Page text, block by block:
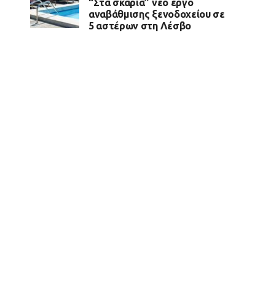
“Στα σκαριά” νέο έργο
αναβάθμισης ξενοδοχείου σε
5 αστέρων στη Λέσβο